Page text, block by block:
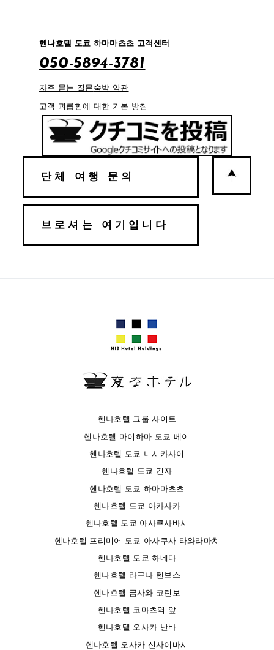
헨나호텔 도쿄 하마마츠초 고객센터
050-5894-3781
자주 묻는 질문 숙박 약관
고객 괴롭힘에 대한 기본 방침
단체 여행 문의
브로셔는 여기입니다
헨나호텔 그룹 사이트
헨나호텔 마이하마 도쿄 베이
헨나호텔 도쿄 니시카사이
헨나호텔 도쿄 긴자
헨나호텔 도쿄 하마마츠초
헨나호텔 도쿄 아카사카
헨나호텔 도쿄 아사쿠사바시
헨나호텔 프리미어 도쿄 아사쿠사 타와라마치
헨나호텔 도쿄 하네다
헨나호텔 라구나 텐보스
헨나호텔 금사와 코린보
헨나호텔 코마츠역 앞
헨나호텔 오사카 난바
헨나호텔 오사카 신사이바시